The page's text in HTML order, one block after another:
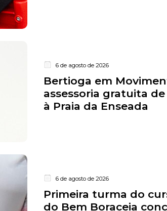
6 de agosto de 2026
Bertioga em
assessoria gratuita
à Praia da Enseada
6 de agosto de 2026
Primeira turma do
do Bem Boraceia